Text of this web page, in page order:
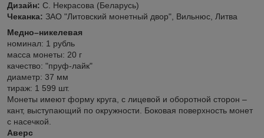
Дизайн: С. Некрасова (Беларусь)
Чеканка: ЗАО "Литовский монетный двор", Вильнюс, Литва
Медно–никелевая
номинал: 1 рубль
масса монеты: 20 г
качество: "пруф-лайк"
диаметр: 37 мм
тираж: 1 599 шт.
Монеты имеют форму круга, с лицевой и оборотной сторон –
кант, выступающий по окружности. Боковая поверхность монет
с насечкой.
Аверс